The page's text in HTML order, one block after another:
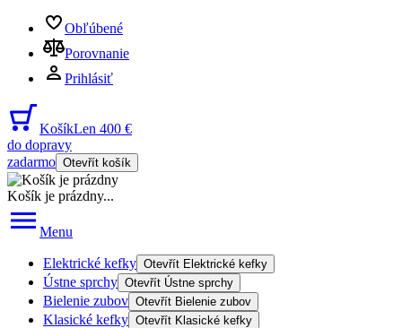
Obľúbené
Porovnanie
Prihlásiť
KošíkLen 400 €
do dopravy
zadarmo Otevřít košík
Košík je prázdny...
Menu
Elektrické kefky Otevřít Elektrické kefky
Ústne sprchy Otevřít Ústne sprchy
Bielenie zubov Otevřít Bielenie zubov
Klasické kefky Otevřít Klasické kefky